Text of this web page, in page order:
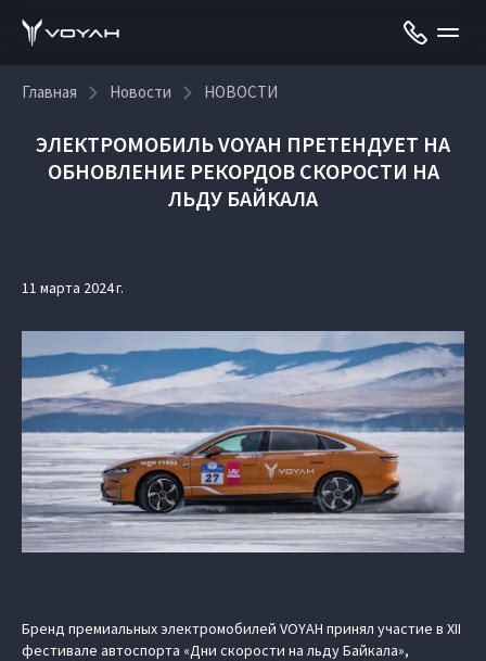
Главная Новости НОВОСТИ
ЭЛЕКТРОМОБИЛЬ VOYAH ПРЕТЕНДУЕТ НА
ОБНОВЛЕНИЕ РЕКОРДОВ СКОРОСТИ НА
ЛЬДУ БАЙКАЛА
11 марта 2024 г.
Бренд премиальных электромобилей VOYAH принял участие в XII
фестивале автоспорта «Дни скорости на льду Байкала»,